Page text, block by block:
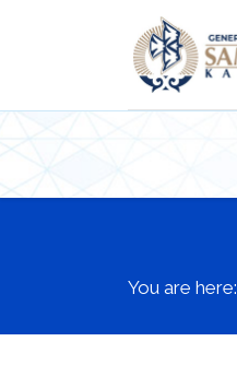
You are here: